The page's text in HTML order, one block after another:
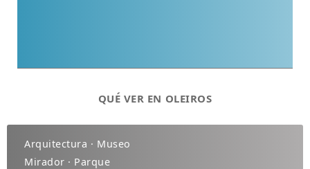
QUÉ VER EN OLEIROS
Arquitectura · Museo
Mirador · Parque